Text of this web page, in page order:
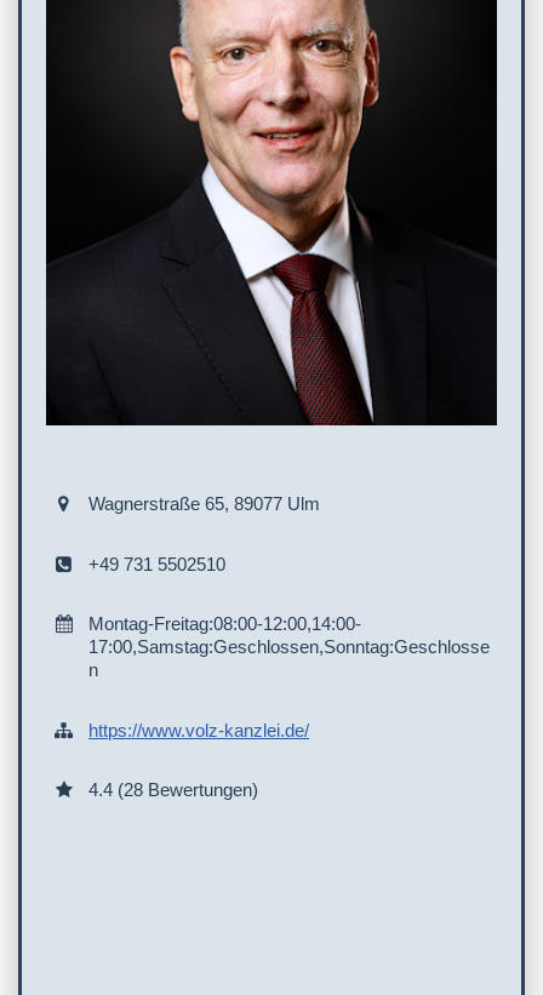
Wagnerstraße 65, 89077 Ulm
+49 731 5502510
Montag-Freitag:08:00-12:00,14:00-
17:00,Samstag:Geschlossen,Sonntag:Geschlosse
n
https://www.volz-kanzlei.de/
4.4 (28 Bewertungen)